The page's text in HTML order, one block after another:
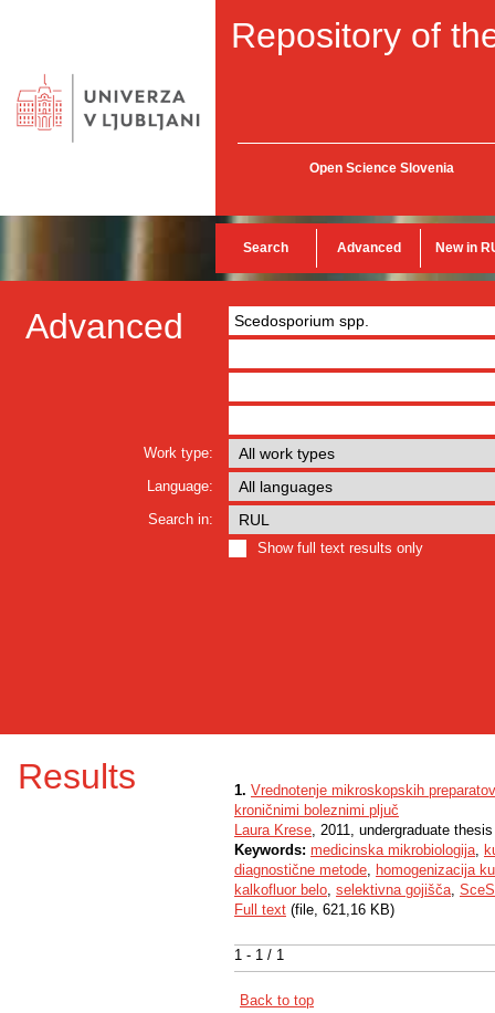
Repository of
Open Science Slovenia
Search Advanced New in
Advanced
Work type:
Language:
Search in:
Show full text results only
Results
1 - 1 / 1
1. Vrednotenje mikroskopskih
kroničnimi boleznimi pljuč
Laura Krese, 2011, undergraduate thesis
Keywords: medicinska mikrobiologija,
diagnostične metode, homogenizacija
kalkofluor belo, selektivna gojišča,
Full text (file, 621,16 KB)
Back to top